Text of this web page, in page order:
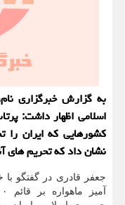
به گزارش خبرگزاری
کشورهایی که ایران را
نشان داد که تحریم های
جعفر قادری در گفتگو با